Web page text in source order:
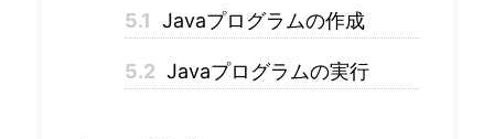
5.1 Javaプログラムの作成
5.2 Javaプログラムの実行